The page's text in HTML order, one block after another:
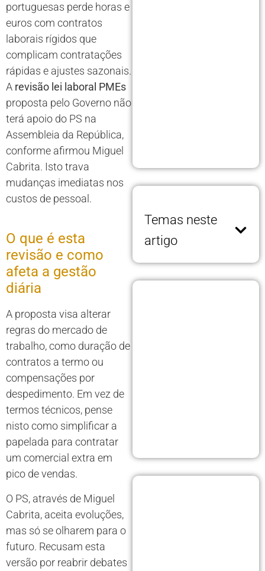
portuguesas perde horas e
euros com contratos
laborais rígidos que
complicam contratações
rápidas e ajustes sazonais.
A revisão lei laboral PMEs
proposta pelo Governo não
terá apoio do PS na
Assembleia da República,
conforme afirmou Miguel
Cabrita. Isto trava
mudanças imediatas nos
custos de pessoal.
O que é esta
revisão e como
afeta a gestão
diária
A proposta visa alterar
regras do mercado de
trabalho, como duração de
contratos a termo ou
compensações por
despedimento. Em vez de
termos técnicos, pense
nisto como simplificar a
papelada para contratar
um comercial extra em
pico de vendas.
O PS, através de Miguel
Cabrita, aceita evoluções,
mas só se olharem para o
futuro. Recusam esta
versão por reabrir debates
Temas neste
artigo